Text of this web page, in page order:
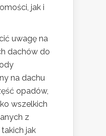
jak i
uwagę na
dachów do
na dachu
opadów,
wszelkich
z
jak